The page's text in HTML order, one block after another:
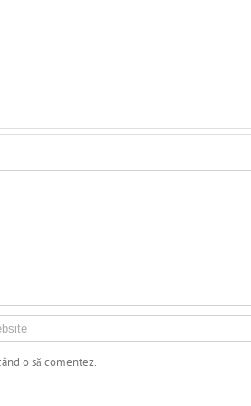
o să comentez.